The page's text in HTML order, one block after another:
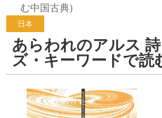
む中国古典)
日本
あらわれのアルス
ズ・キーワードで読